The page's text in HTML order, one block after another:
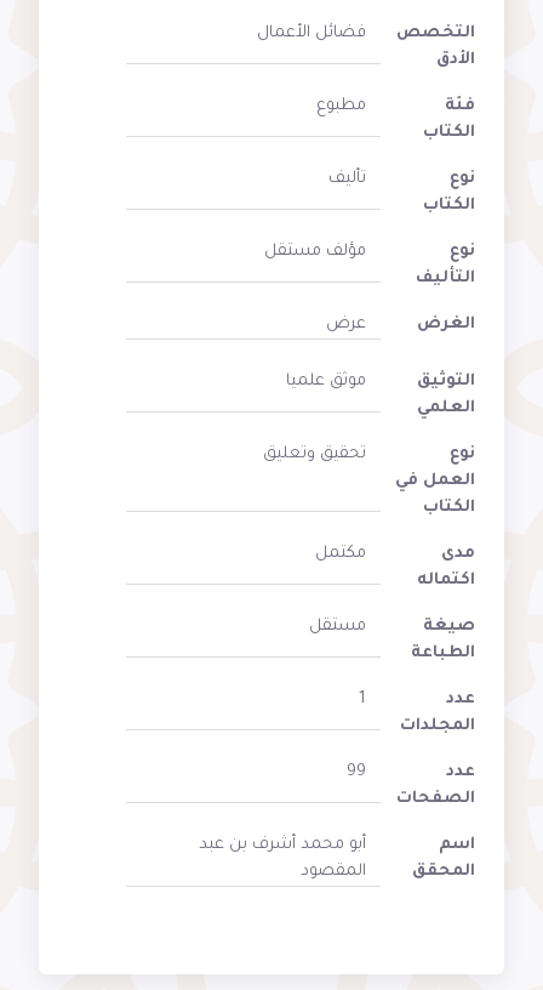
التخصص
الأدق
فضائل الأعمال
فئة
الكتاب
مطبوع
نوع
الكتاب
تأليف
نوع
التأليف
مؤلف مستقل
الغرض عرض
التوثيق
العلمي
موثق علميا
نوع
العمل في
الكتاب
تحقيق وتعليق
مدى
اكتماله
مكتمل
صيغة
الطباعة
مستقل
عدد
المجلدات
1
عدد
الصفحات
99
اسم
المحقق
أبو محمد أشرف بن عبد
المقصود